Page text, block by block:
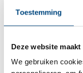
Toestemming
Deze website
We gebruiken